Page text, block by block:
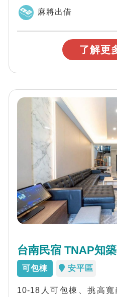
型，適合情侶、學生團體
麻將出借
了解更
台南民宿 TNAP知
可包棟 安平區
10-18人可包棟、挑高